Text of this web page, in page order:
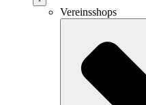
Vereinsshops